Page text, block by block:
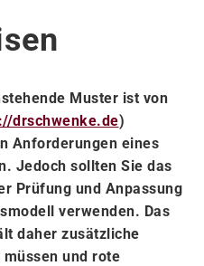
Muster ist von
drschwenke.de)
Anforderungen eines
Jedoch sollten Sie das
Prüfung und Anpassung
verwenden. Das
daher zusätzliche
und rote